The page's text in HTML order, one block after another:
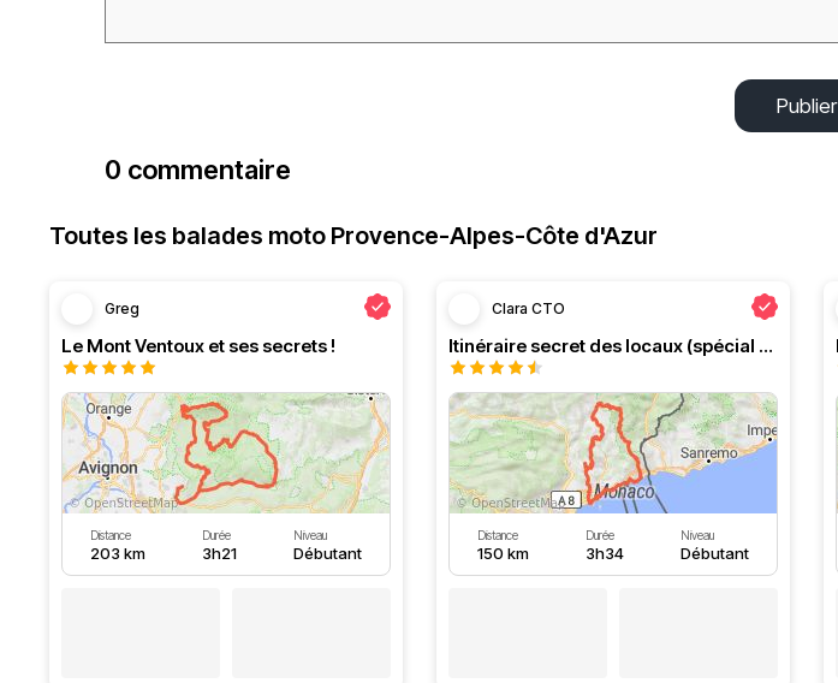
Publier
0 commentaire
Toutes les balades moto Provence-Alpes-Côte d'Azur
Greg
Le Mont Ventoux et ses secrets !
Distance
203 km
Durée
3h21
Niveau
Débutant
Clara CTO
Itinéraire secret des locaux (spécial Alpes Maritimes)
Distance
150 km
Durée
3h34
Niveau
Débutant